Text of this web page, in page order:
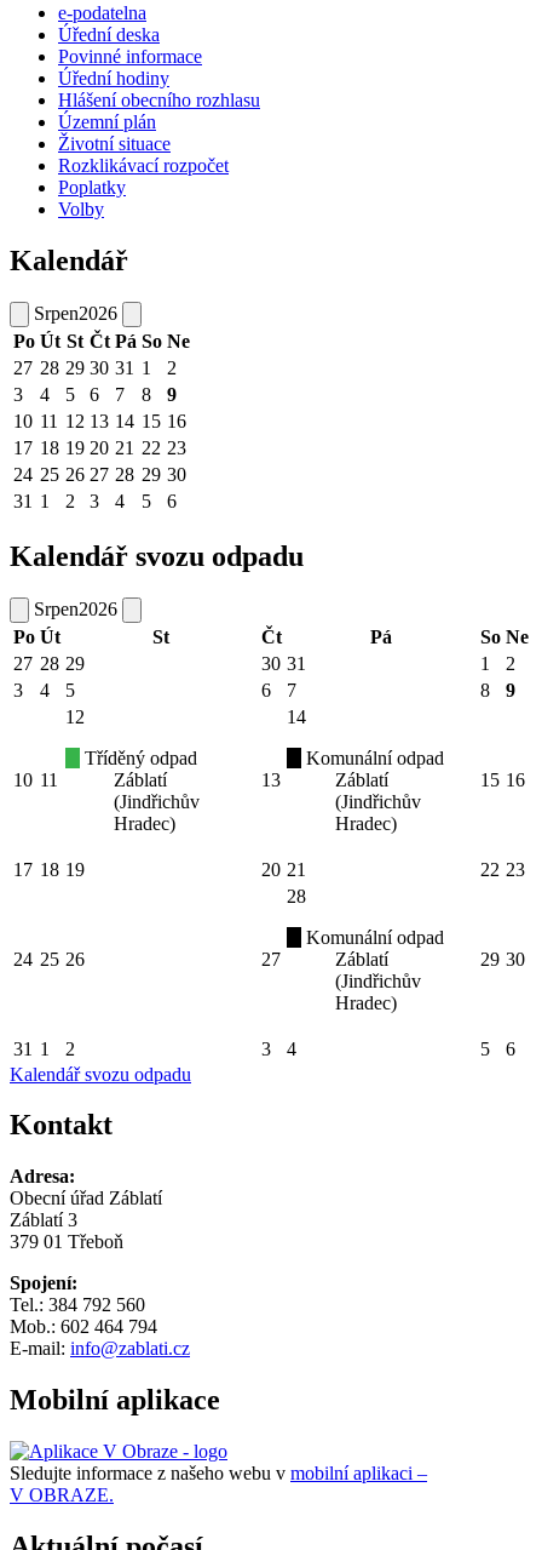
e-podatelna
Úřední deska
Povinné informace
Úřední hodiny
Hlášení obecního rozhlasu
Územní plán
Životní situace
Rozklikávací rozpočet
Poplatky
Volby
Kalendář
Srpen2026
Po Út St Čt Pá So Ne
27 28 29 30 31 1
2
3
4 5 6 7 8
9
10 11 12 13 14 15 16
17 18 19 20 21 22 23
24 25 26 27 28 29 30
31 1 2 3 4 5 6
Kalendář svozu odpadu
Srpen2026
Po Út St Čt Pá So Ne
27 28 29 30 31 1
2
3
4 5 6 7 8 9
10 11
12
Tříděný odpad
Záblatí
(Jindřichův
Hradec)
13
14
Komunální odpad
Záblatí
(Jindřichův
Hradec)
15 16
17 18 19 20 21 22 23
24 25 26 27
28
Komunální odpad
Záblatí
(Jindřichův
Hradec)
29 30
31 1 2 3 4 5
6
Kalendář svozu odpadu
Kontakt
Adresa:
Obecní úřad Záblatí
Záblatí 3
379 01 Třeboň
Spojení:
Tel.: 384 792 560
Mob.: 602 464 794
E-mail: info@zablati.cz
Mobilní aplikace
Sledujte informace z našeho webu v mobilní aplikaci –
V OBRAZE.